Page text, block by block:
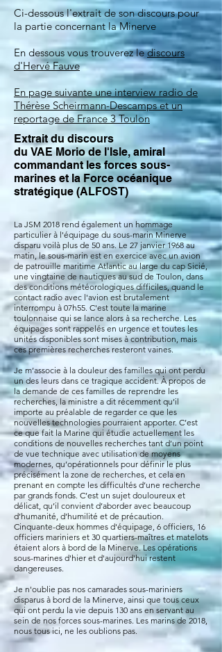
Ci-dessous l'extrait de son discours pour
la partie concernant la Minerve
En dessous vous trouverez lediscours
d'Hervé Fauve
En page suivante une interview radio de
Thérèse Scheirmann-Descamps et un
reportage de France 3 Toulon
Extrait du discours
du VAE Morio de l'Isle, amiral
commandant les forces sous-
marines et la Force océanique
stratégique (ALFOST)
La JSM 2018 rend également un hommage
particulier à l'équipage du sous-marin Minerve
disparu voilà plus de 50 ans. Le 27 janvier 1968 au
matin, le sous-marin est en exercice avec un avion
de patrouille maritime Atlantic au large du cap Sicié,
une vingtaine de nautiques au sud de Toulon, dans
des conditions météorologiques difficiles, quand le
contact radio avec l'avion est brutalement
interrompu à 07h55. C'est toute la marine
toulonnaise qui se lance alors à sa recherche. Les
équipages sont rappelés en urgence et toutes les
unités disponibles sont mises à contribution, mais
ces premières recherches resteront vaines.
Je m’associe à la douleur des familles qui ont perdu
un des leurs dans ce tragique accident. À propos de
la demande de ces familles de reprendre les
recherches, la ministre a dit récemment qu’il
importe au préalable de regarder ce que les
nouvelles technologies pourraient apporter. C’est
ce que fait la Marine qui étudie actuellement les
conditions de nouvelles recherches tant d’un point
de vue technique avec utilisation de moyens
modernes, qu’opérationnels pour définir le plus
précisément la zone de recherches, et cela en
prenant en compte les difficultés d’une recherche
par grands fonds. C’est un sujet douloureux et
délicat, qu’il convient d’aborder avec beaucoup
d’humanité, d’humilité et de précaution.
Cinquante-deux hommes d'équipage, 6 officiers, 16
officiers mariniers et 30 quartiers-maîtres et matelots
étaient alors à bord de la Minerve. Les opérations
sous-marines d'hier et d'aujourd'hui restent
dangereuses.
Je n'oublie pas nos camarades sous-mariniers
disparus à bord de la Minerve, ainsi que tous ceux
qui ont perdu la vie depuis 130 ans en servant au
sein de nos forces sous-marines. Les marins de 2018,
nous tous ici, ne les oublions pas.